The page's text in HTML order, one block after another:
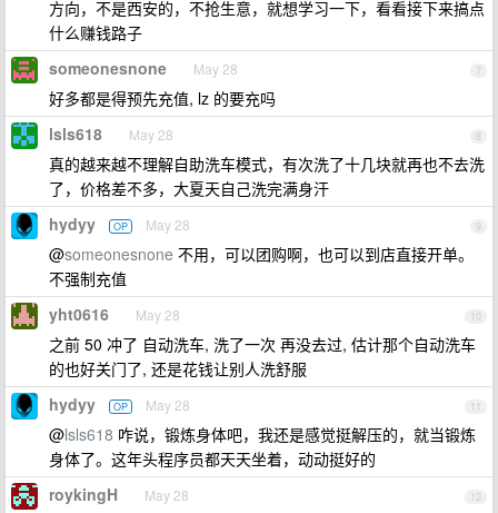
方向，不是西安的，不抢生意，就想学习一下，看看接下来搞点
什么赚钱路子
7
someonesnone May 28
好多都是得预先充值, lz 的要充吗
8
lsls618 May 28
真的越来越不理解自助洗车模式，有次洗了十几块就再也不去洗
了，价格差不多，大夏天自己洗完满身汗
9
hydyy OP May 28
@someonesnone 不用，可以团购啊，也可以到店直接开单。
不强制充值
10
yht0616 May 28
之前 50 冲了 自动洗车, 洗了一次 再没去过, 估计那个自动洗车
的也好关门了, 还是花钱让别人洗舒服
11
hydyy OP May 28
@lsls618 咋说，锻炼身体吧，我还是感觉挺解压的，就当锻炼
身体了。这年头程序员都天天坐着，动动挺好的
12
roykingH May 28